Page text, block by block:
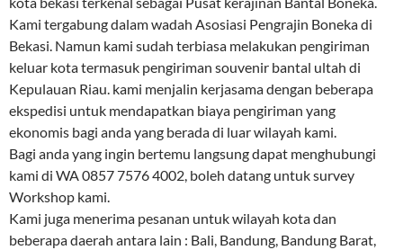
Kami tergabung dalam wadah Asosiasi Pengrajin Boneka di
Bekasi. Namun kami sudah terbiasa melakukan pengiriman
keluar kota termasuk pengiriman souvenir bantal ultah di
Kepulauan Riau. kami menjalin kerjasama dengan beberapa
ekspedisi untuk mendapatkan biaya pengiriman yang
ekonomis bagi anda yang berada di luar wilayah kami.
Bagi anda yang ingin bertemu langsung dapat menghubungi
kami di WA 0857 7576 4002, boleh datang untuk survey
Workshop kami.
Kami juga menerima pesanan untuk wilayah kota dan
beberapa daerah antara lain : Bali, Bandung, Bandung Barat,